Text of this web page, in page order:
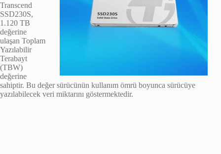
Transcend
SSD230S,
1.120 TB
değerine
ulaşan Toplam
Yazılabilir
Terabayt
(TBW)
değerine
sahiptir. Bu değer sürücünün kullanım ömrü boyunca sürücüye
yazılabilecek veri miktarını göstermektedir.